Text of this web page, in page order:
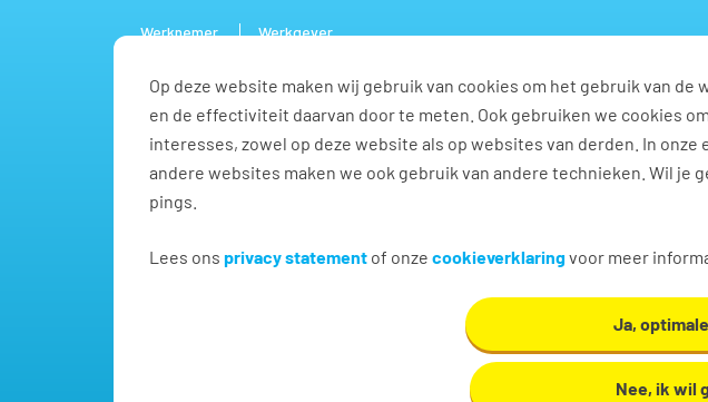
Op deze website maken wij gebruik van cookies om het gebruik van
en de effectiviteit daarvan door te meten. Ook gebruiken we cookies
interesses, zowel op deze website als op websites van derden. In
andere websites maken we ook gebruik van andere technieken. Wil
pings.
Lees ons privacy statement of onze cookieverklaringvoor meer
Ja,
Nee, ik wil
Werknemer Werkgever
Vacatures Ontwikkel jezelf
Administratief / secretarieel
Vind hier dé perfecte vacature voor Administratief / secretarieel. Oh en... we